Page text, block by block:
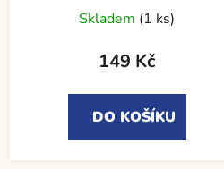
Skladem (1 ks)
149 Kč
DO KOŠÍKU